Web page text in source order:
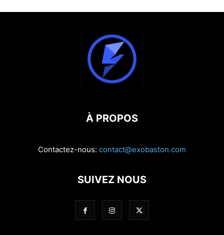
À PROPOS
Contactez-nous: contact@exobaston.com
SUIVEZ NOUS